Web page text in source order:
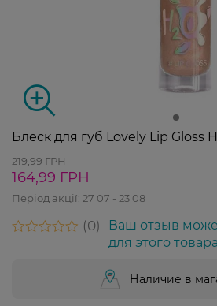
Блеск для губ Lovely Lip Gloss
219,99 ГРН
164,99 ГРН
Період акції: 27 07 - 23 08
0
Ваш отзыв
для этого товара
Наличие в